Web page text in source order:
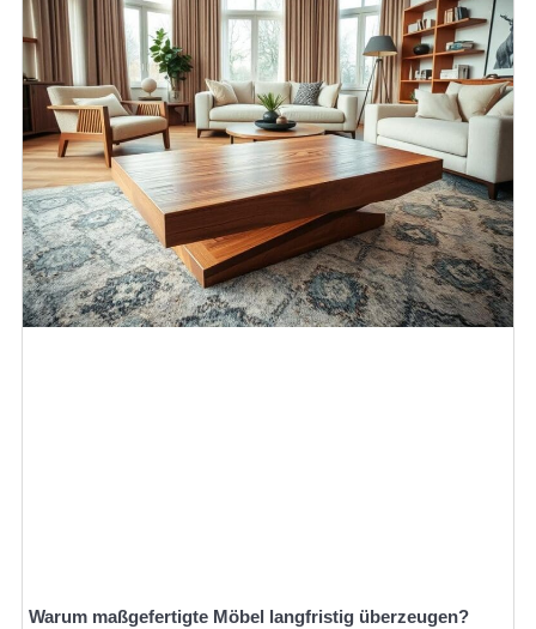
Warum maßgefertigte Möbel langfristig überzeugen?